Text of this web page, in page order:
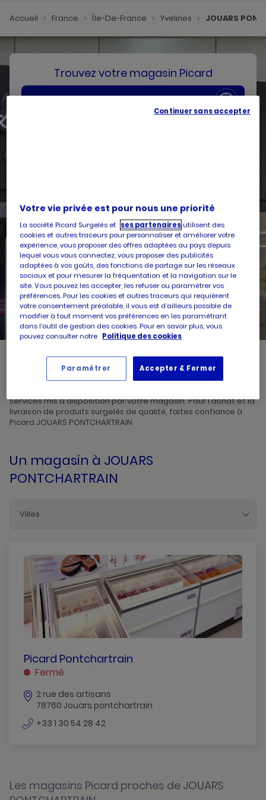
Accueil France Île-De-France Yvelines JOUARS
Trouvez votre magasin Picard
Services
RECHERCHERUN
POINT
DE
VENTE
PICARD
Picard, créateur de saveurs et commerçant de proximité, vous
accueille dans l'un de ses magasins à JOUARS PONTCHARTRAIN.
services mis à disposition par votre magasin. Pour l'achat et la
livraison de produits surgelés de qualité, faites confiance à
Picard JOUARS PONTCHARTRAIN
Un magasin à JOUARS
PONTCHARTRAIN
Villes
Andresy
Bois-D-Arcy
Chambourcy
Chatou
Conflans-Ste-Honorine
Croissy-Sur-Seine
Epone
Flins-Sur-Seine
Houilles
PICARD
PONTCHARTRAIN
PONTCHARTRAIN
Picard Pontchartrain
Fermé
2 rue des artisans
78760 Jouars pontchartrain
+33 1 30 54 28 42numéro
Les magasins Picard proches de JOUARS
Votre vie privée est pour nous une priorité
La société Picard Surgelés et ses partenairesutilisent des
cookies et autres traceurs pour personnaliser et améliorer votre
expérience, vous proposer des offres adaptées au pays depuis
lequel vous vous connectez, vous proposer des publicités
adaptées à vos goûts, des fonctions de partage sur les réseaux
sociaux et pour mesurer la fréquentation et la navigation sur le
site. Vous pouvez les accepter, les refuser ou paramétrer vos
préférences. Pour les cookies et autres traceurs qui requièrent
votre consentement préalable, il vous est d’ailleurs possible de
modifier à tout moment vos préférences en les paramétrant
dans l’outil de gestion des cookies. Pour en savoir plus, vous
pouvez consulter notre Politique des cookies
Accepter & Fermer
Paramétrer
Continuer sans accepter